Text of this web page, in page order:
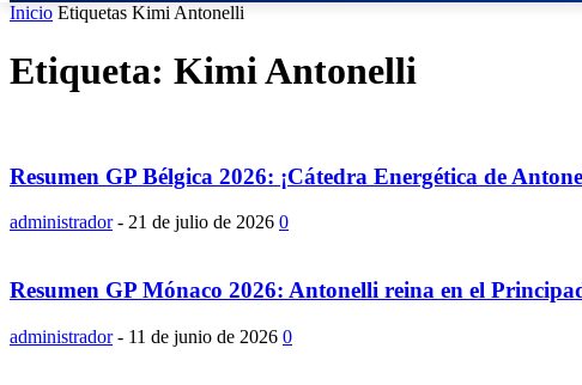
Inicio Etiquetas Kimi Antonelli
Etiqueta: Kimi Antonelli
Resumen GP Bélgica 2026: ¡Cátedra Energética de
administrador - 21 de julio de 2026 0
Resumen GP Mónaco 2026: Antonelli reina en el
administrador - 11 de junio de 2026 0